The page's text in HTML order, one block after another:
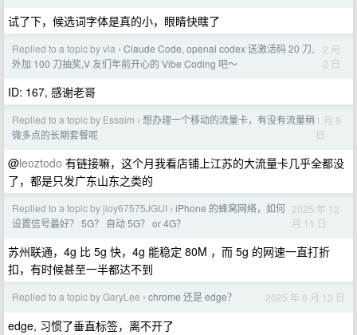
试了下，候选词字体是真的小，眼睛快瞎了
Replied to a topic by vla › Claude Code, openai codex 送激活码 20 刀,
外加 100 刀抽奖,V 友们年前开心的 Vibe Coding 吧～
2 月
2 日
ID: 167, 感谢老哥
Replied to a topic by Essaim › 想办理一个移动的流量卡，有没有流量稍
微多点的长期套餐呢
1 月 9
日
@leoztodo 有链接嘛，这个月我看店铺上江苏的大流量卡几乎全都没
了，都是只发广东山东之类的
Replied to a topic by jioy67575JGUI › iPhone 的蜂窝网络，如何
设置信号最好？ 5G？ 自动 5G？ or 4G？
2025 年 12
月 11 日
苏州联通，4g 比 5g 快，4g 能稳定 80M ，而 5g 的网速一直打折
扣，有时候甚至一半都达不到
Replied to a topic by GaryLee › chrome 还是 edge？ 2025 年 8 月 13 日
edge, 习惯了垂直标签，离不开了